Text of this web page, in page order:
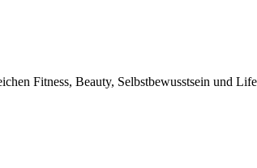
Fitness, Beauty, Selbstbewusstsein und